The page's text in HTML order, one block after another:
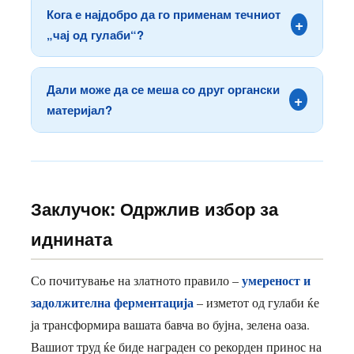
компостирањето се стабилизира близу неутрално
(pH ~6.8–7.2). Нема значително влијание врз pH
на почвата ако се применува во препорачани
дози.
Кога е најдобро да го применам течниот
„чај од гулаби“?
+
Најдобро е во раните утрински или доцни
попладневни часови, кога температурите се
пониски. Никогаш не нанесувајте течно ѓубриво
врз директно сонце – може да предизвика
Дали може да се меша со друг органски
материјал?
+
дополнителен калиум) или со коскено брашно
амонијак.
Заклучок: Одржлив избор за
иднината
Со почитување на златното правило –умереност и
задолжителна ферментација– изметот од гулаби ќе
ја трансформира вашата бавча во бујна, зелена оаза.
Вашиот труд ќе биде награден со рекорден принос на